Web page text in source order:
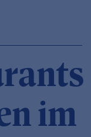
im